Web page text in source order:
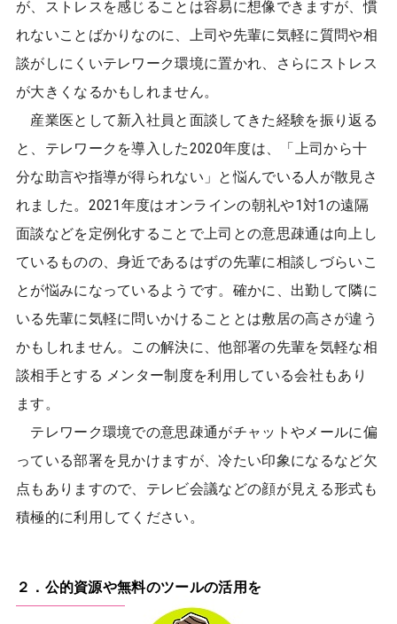
が、ストレスを感じることは容易に想像できますが、慣
れないことばかりなのに、上司や先輩に気軽に質問や相
談がしにくいテレワーク環境に置かれ、さらにストレス
が大きくなるかもしれません。
産業医として新入社員と面談してきた経験を振り返る
と、テレワークを導入した2020年度は、「上司から十
分な助言や指導が得られない」と悩んでいる人が散見さ
れました。2021年度はオンラインの朝礼や1対1の遠隔
面談などを定例化することで上司との意思疎通は向上し
ているものの、身近であるはずの先輩に相談しづらいこ
とが悩みになっているようです。確かに、出勤して隣に
いる先輩に気軽に問いかけることとは敷居の高さが違う
かもしれません。この解決に、他部署の先輩を気軽な相
談相手とする メンター制度を利用している会社もあり
ます。
テレワーク環境での意思疎通がチャットやメールに偏
っている部署を見かけますが、冷たい印象になるなど欠
点もありますので、テレビ会議などの顔が見える形式も
積極的に利用してください。
２．公的資源や無料のツールの活用を